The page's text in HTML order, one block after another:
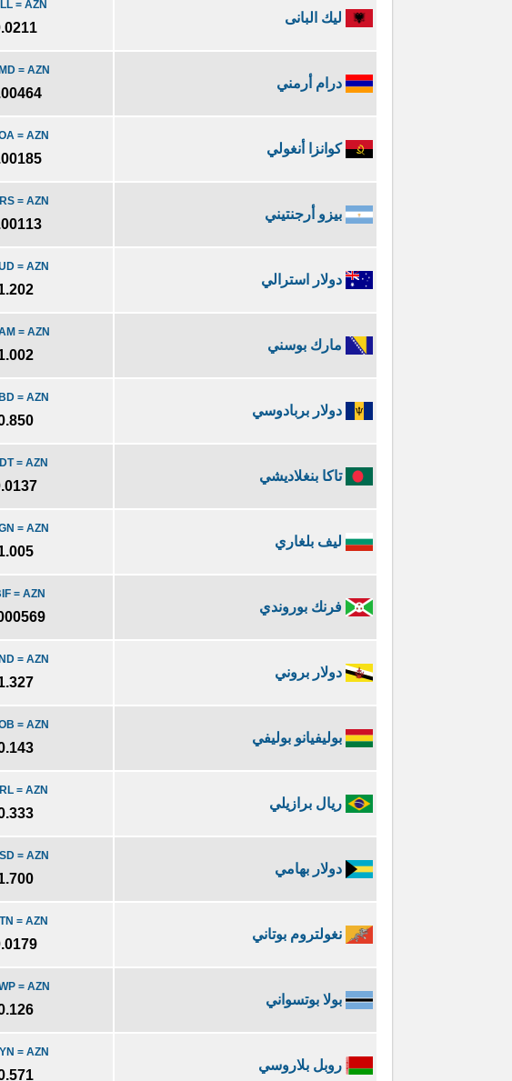
ليك البانى
= AZN
درام أرمني
= AZN
كوانزا أنغولي
= AZN
بيزو أرجنتيني
= AZN
دولار استرالي
= AZN
مارك بوسني
= AZN
دولار بربادوسي
= AZN
تاكا بنغلاديشي
= AZN
ليف بلغاري
= AZN
فرنك بوروندي
= AZN
دولار بروني
= AZN
بوليفيانو بوليفي
= AZN
ريال برازيلي
= AZN
دولار بهامي
= AZN
نغولتروم بوتاني
= AZN
بولا بوتسواني
= AZN
روبل بلاروسي
= AZN